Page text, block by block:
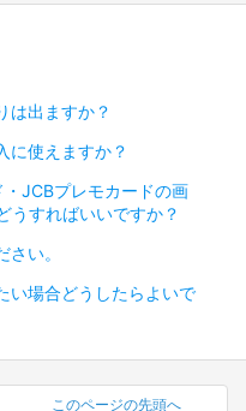
は出ますか？
に使えますか？
JCBプレモカードの画
うすればいいですか？
い。
い場合どうしたらよいで
このページの先頭へ